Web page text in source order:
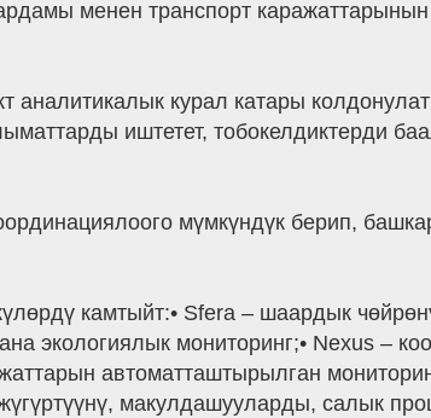
менен транспорт
курал катары
иштетет, тобокелдиктерди
мүмкүндүк берип,
камтыйт:• Sfera – шаардык
экологиялык мониторинг;• Nexus –
автоматташтырылган
макулдашууларды, салык